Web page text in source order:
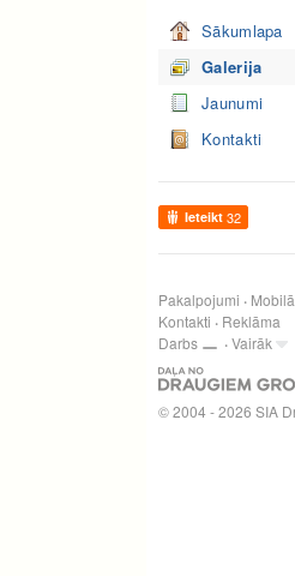
Sākumlapa
Galerija
Jaunumi
Kontakti
Ieteikt 32
Pakalpojumi
Kontakti
Reklāma
Darbs
Vairāk
© 2004 - 2026 SIA